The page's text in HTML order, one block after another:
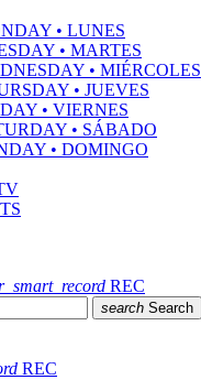
• LUNES
• MARTES
• MIÉRCOLES
• JUEVES
• VIERNES
• SÁBADO
• DOMINGO
REC
search Search
REC